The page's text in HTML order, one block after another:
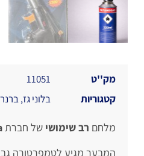
מק''ט
11051
קטגוריות
בלוני גז,
מלחם רב שימושי של חברת